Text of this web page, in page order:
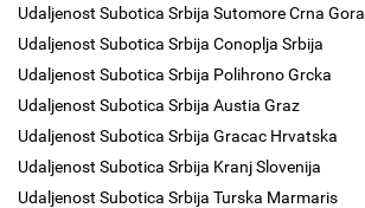
Udaljenost Subotica Srbija Sutomore Crna Gora
Udaljenost Subotica Srbija Conoplja Srbija
Udaljenost Subotica Srbija Polihrono Grcka
Udaljenost Subotica Srbija Austia Graz
Udaljenost Subotica Srbija Gracac Hrvatska
Udaljenost Subotica Srbija Kranj Slovenija
Udaljenost Subotica Srbija Turska Marmaris